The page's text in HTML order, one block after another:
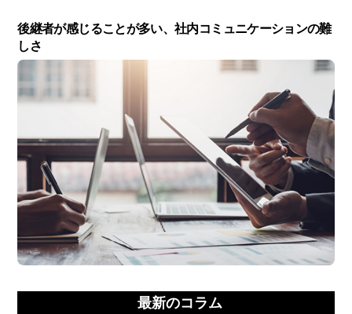
後継者が感じることが多い、社内コミュニケーションの難
しさ
最新のコラム